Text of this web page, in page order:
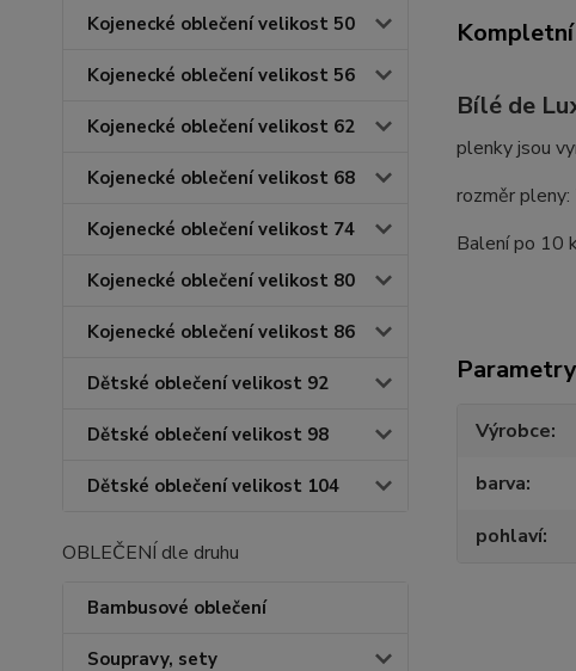
Kojenecké oblečení velikost 50
Kojenecké oblečení velikost 56
Kojenecké oblečení velikost 62
Kojenecké oblečení velikost 68
Kojenecké oblečení velikost 74
Kojenecké oblečení velikost 80
Kojenecké oblečení velikost 86
Dětské oblečení velikost 92
Dětské oblečení velikost 98
Dětské oblečení velikost 104
OBLEČENÍ dle druhu
Bambusové oblečení
Soupravy, sety
Bílé de
plenky jsou
rozměr
Balení po 10
Parametry
Výrobce
barva
pohlaví